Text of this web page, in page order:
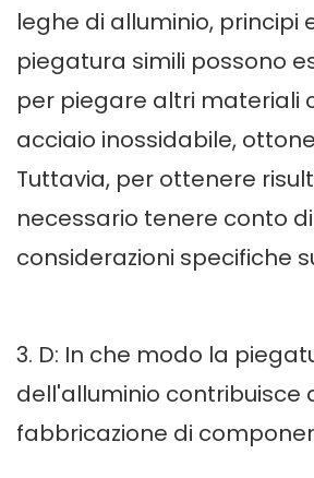
leghe di alluminio, principi
piegatura simili possono
per piegare altri materiali
acciaio inossidabile,
Tuttavia, per ottenere
necessario tenere conto di
considerazioni specifiche
3. D: In che modo la
dell'alluminio contribuisce
fabbricazione di